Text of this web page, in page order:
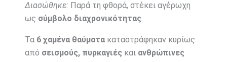
Διασώθηκε: Παρά τη φθορά, στέκει αγέρωχη
ως σύμβολο διαχρονικότητας.
Τα 6 χαμένα θαύματακαταστράφηκαν κυρίως
από σεισμούς, πυρκαγιές και ανθρώπινες